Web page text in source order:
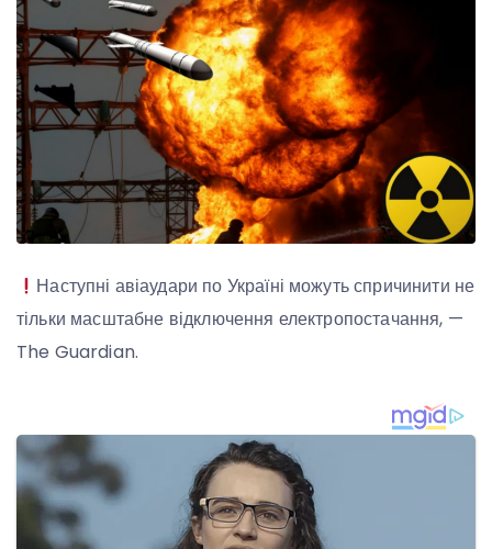
Наступні авіаудари по Україні можуть спричинити не
тільки масштабне відключення електропостачання, —
The Guardian.